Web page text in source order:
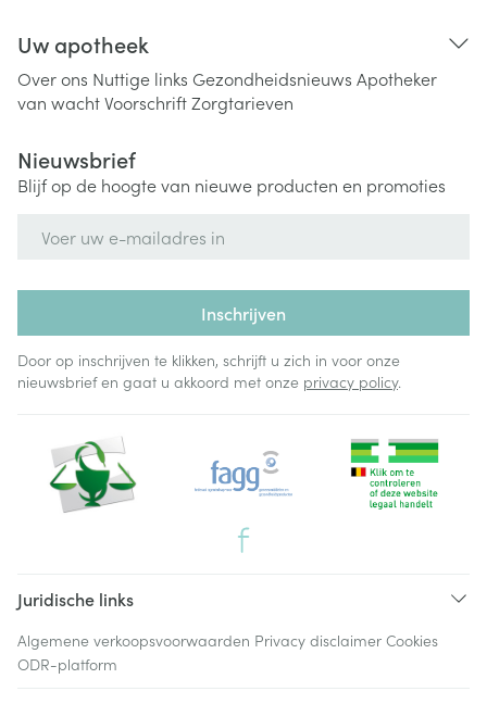
Uw apotheek
Over ons Nuttige links Gezondheidsnieuws Apotheker
van wachtVoorschriftZorgtarieven
Nieuwsbrief
Blijf op de hoogte van nieuwe producten en promoties
Inschrijven
Door op inschrijven te klikken, schrijft u zich in voor onze
nieuwsbrief en gaat u akkoord met onze privacy policy.
Juridische links
Algemene verkoopsvoorwaarden Privacy disclaimer Cookies
ODR-platform